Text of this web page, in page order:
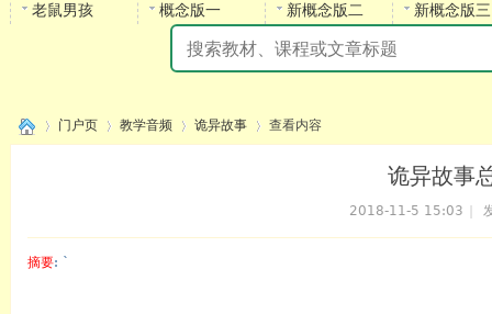
老鼠男孩
概念版一 新概念版二 新概念版三
门户页 教学音频 诡异故事 查看内容
诡异故事
2018-11-5 15:03
摘要: `